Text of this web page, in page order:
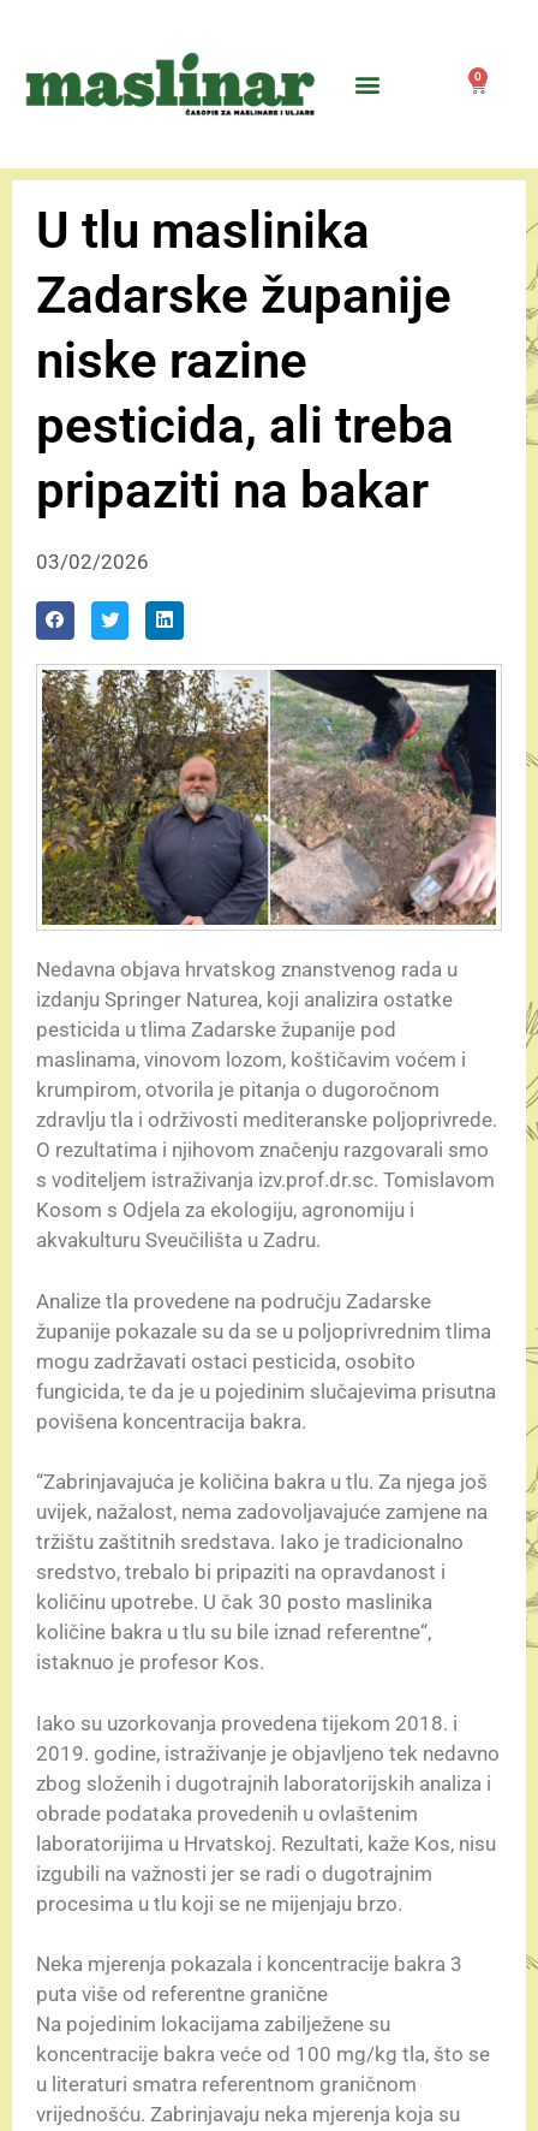
0
U tlu maslinika
Zadarske županije
niske razine
pesticida, ali treba
pripaziti na bakar
03/02/2026
Nedavna objava hrvatskog znanstvenog rada u
izdanju Springer Naturea, koji analizira ostatke
pesticida u tlima Zadarske županije pod
maslinama, vinovom lozom, koštičavim voćem i
krumpirom, otvorila je pitanja o dugoročnom
zdravlju tla i održivosti mediteranske poljoprivrede.
O rezultatima i njihovom značenju razgovarali smo
s voditeljem istraživanja izv.prof.dr.sc. Tomislavom
Kosom s Odjela za ekologiju, agronomiju i
akvakulturu Sveučilišta u Zadru.
Analize tla provedene na području Zadarske
županije pokazale su da se u poljoprivrednim tlima
mogu zadržavati ostaci pesticida, osobito
fungicida, te da je u pojedinim slučajevima prisutna
povišena koncentracija bakra.
“Zabrinjavajuća je količina bakra u tlu. Za njega još
uvijek, nažalost, nema zadovoljavajuće zamjene na
tržištu zaštitnih sredstava. Iako je tradicionalno
sredstvo, trebalo bi pripaziti na opravdanost i
količinu upotrebe. U čak 30 posto maslinika
količine bakra u tlu su bile iznad referentne“,
istaknuo je profesor Kos.
Iako su uzorkovanja provedena tijekom 2018. i
2019. godine, istraživanje je objavljeno tek nedavno
zbog složenih i dugotrajnih laboratorijskih analiza i
obrade podataka provedenih u ovlaštenim
laboratorijima u Hrvatskoj. Rezultati, kaže Kos, nisu
izgubili na važnosti jer se radi o dugotrajnim
procesima u tlu koji se ne mijenjaju brzo.
Neka mjerenja pokazala i koncentracije bakra 3
puta više od referentne granične
Na pojedinim lokacijama zabilježene su
koncentracije bakra veće od 100 mg/kg tla, što se
u literaturi smatra referentnom graničnom
vrijednošću. Zabrinjavaju neka mjerenja koja su